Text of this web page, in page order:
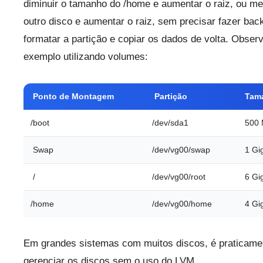
diminuir o tamanho do /home e aumentar o raiz, ou
outro disco e aumentar o raiz, sem precisar fazer
formatar a partição e copiar os dados de volta.
exemplo utilizando volumes:
Ponto de Montagem Partição
/boot /dev/sda1 500
Swap /dev/vg00/swap 1
/ /dev/vg00/root 6
/home /dev/vg00/home 4
Em grandes sistemas com muitos discos, é